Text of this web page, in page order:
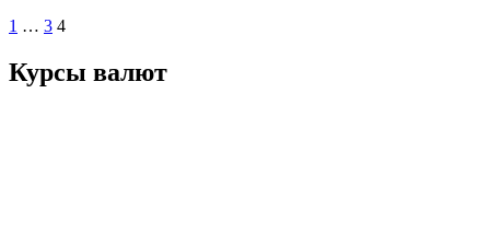
Пагинация
записей
1 … 3 4
Курсы валют